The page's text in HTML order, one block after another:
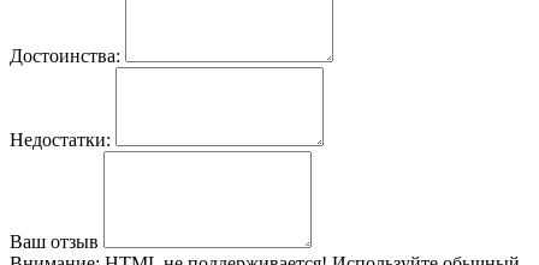
Достоинства:
Недостатки:
Ваш отзыв